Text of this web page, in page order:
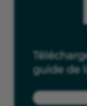
guide de